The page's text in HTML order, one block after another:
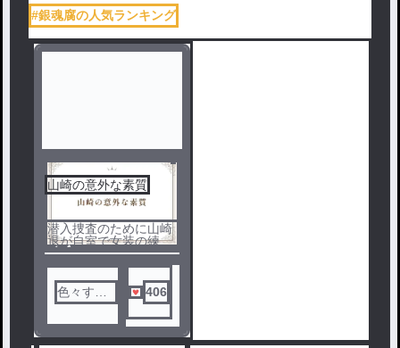
#銀魂腐の人気ランキング
ノベ
ル
山崎の意外な素質
潜入捜査のために山崎
退が自室で女装の練習
をしていると、土方に
それを見られてしま
う、、、
色々する
406